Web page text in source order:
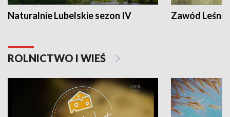
Naturalnie Lubelskie sezon IV Zawód Leśnik
ROLNICTWO I WIEŚ